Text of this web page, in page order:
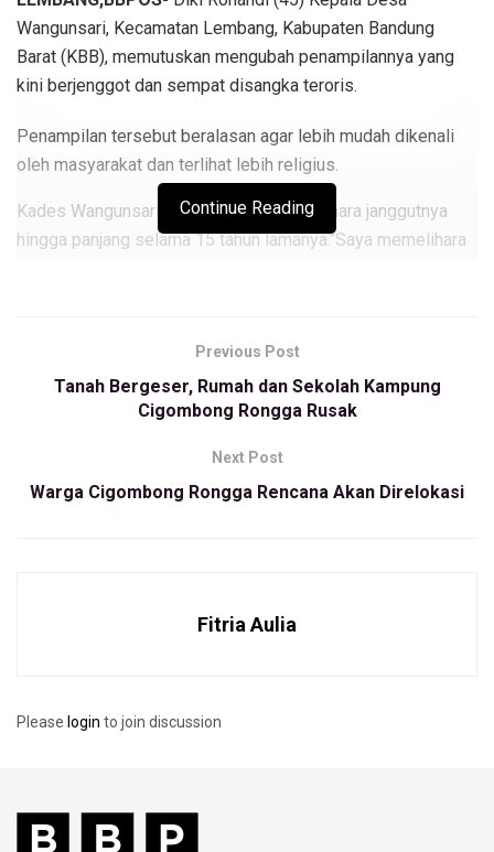
Wangunsari, Kecamatan Lembang, Kabupaten Bandung
Barat (KBB), memutuskan mengubah penampilannya yang
kini berjenggot dan sempat disangka teroris.
Penampilan tersebut beralasan agar lebih mudah dikenali
oleh masyarakat dan terlihat lebih religius.
Kades Wangunsari Diki mengaku memelihara janggutnya
hingga panjang selama 15 tahun lamanya.“Saya memelihara
Ada pengalaman menarik yang dialami Diki lantaran
disangka terlibat jaringan teroris karena penampilannya itu.
“Satu dusun pernah menduga saya terlibat jaringan
alhamdulillah selesai,” tutur pria pituin urang Wangunsari ini.
janggot (malu sama janggot,red),” kelekar bapak dengan
Diki mengaku, ada plus minusnya ketika memelihara janggut.
Lebih lajut, Dia mengatakan ada stigma negatif dari
Continue Reading
Previous Post
Tanah Bergeser, Rumah dan Sekolah Kampung
Cigombong Rongga Rusak
Next Post
Warga Cigombong Rongga Rencana Akan Direlokasi
Fitria Aulia
Please login to join discussion